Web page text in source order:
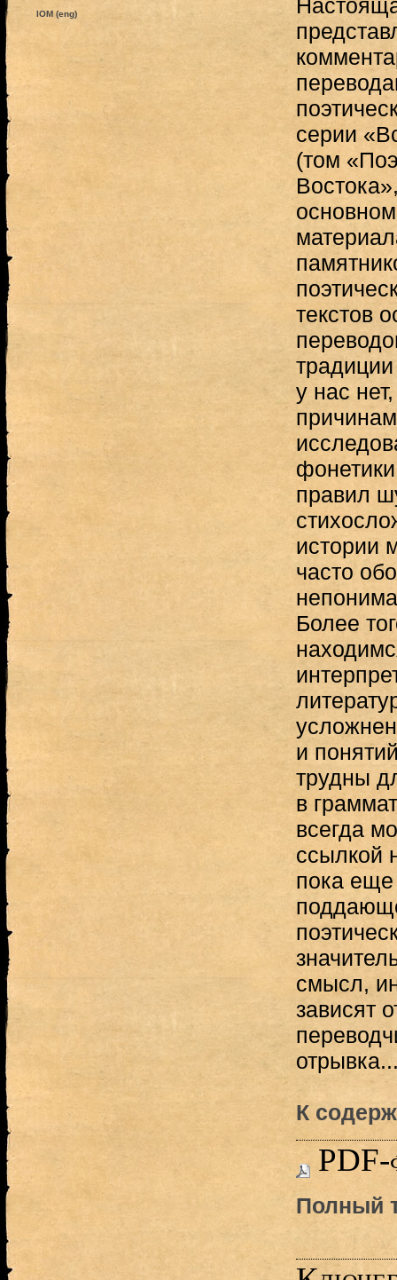
IOM (eng)
серии
(том
текстов
у нас
правил
истории
часто
Более
и
трудны
в
всегда
ссылкой
пока
смысл,
зависят
К
PDF-
Полный